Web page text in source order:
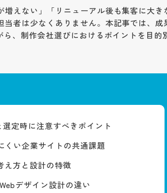
増えない」「リニューアル後も集客に大き
当者は少なくありません。本記事では、成
、 制作会社選びにおけるポイントを目的
定時に注意すべきポイント
くい企業サイトの共通課題
え方と設計の特徴
デザイン設計の違い